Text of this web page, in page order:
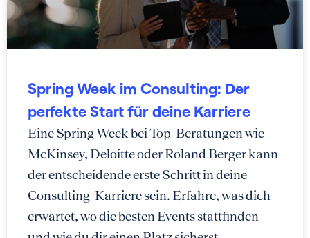
Spring Week im Consulting: Der
perfekte Start für deine Karriere
Eine Spring Week bei Top-Beratungen wie
McKinsey, Deloitte oder Roland Berger kann
der entscheidende erste Schritt in deine
Consulting-Karriere sein. Erfahre, was dich
erwartet, wo die besten Events stattfinden